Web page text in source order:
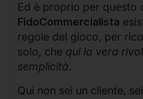
Ed è proprio per questo
FidoCommercialista
regole del gioco, per
solo, che qui la vera
semplicità.
Qui non sei un cliente,